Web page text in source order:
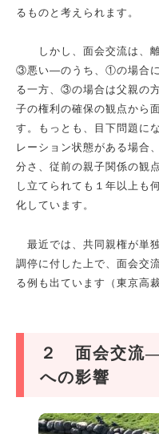
るものと考えられます。
しかし、面会交流は、離
③悪い―のうち、①の場合に
る一方、③の場合は父親の
子の権利の確保の観点から
す。もっとも、目下問題に
レーション状態がある場合
分さ、従前の親子関係の観
し立てられても１年以上も
化しています。
最近では、共同親権が単
調停に付した上で、面会交
る例も出ています（東京高
２ 面会交流―
への影響